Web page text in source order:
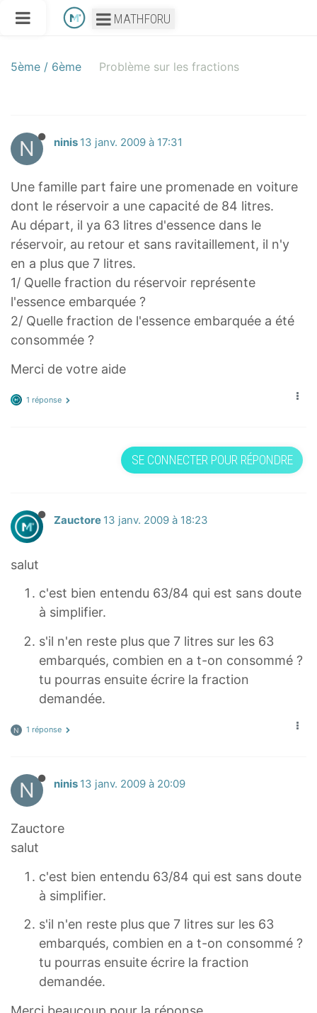
MATHFORU
5ème / 6ème Problème sur les fractions
N ninis 13 janv. 2009 à 17:31
Une famille part faire une promenade en voiture
dont le réservoir a une capacité de 84 litres.
Au départ, il ya 63 litres d'essence dans le
réservoir, au retour et sans ravitaillement, il n'y
en a plus que 7 litres.
1/ Quelle fraction du réservoir représente
l'essence embarquée ?
2/ Quelle fraction de l'essence embarquée a été
consommée ?
Merci de votre aide
1 réponse
SE CONNECTER POUR RÉPONDRE
Zauctore 13 janv. 2009 à 18:23
salut
c'est bien entendu 63/84 qui est sans doute
à simplifier.
s'il n'en reste plus que 7 litres sur les 63
embarqués, combien en a t-on consommé ?
tu pourras ensuite écrire la fraction
demandée.
N 1 réponse
N ninis 13 janv. 2009 à 20:09
Zauctore
salut
c'est bien entendu 63/84 qui est sans doute
à simplifier.
s'il n'en reste plus que 7 litres sur les 63
embarqués, combien en a t-on consommé ?
tu pourras ensuite écrire la fraction
demandée.